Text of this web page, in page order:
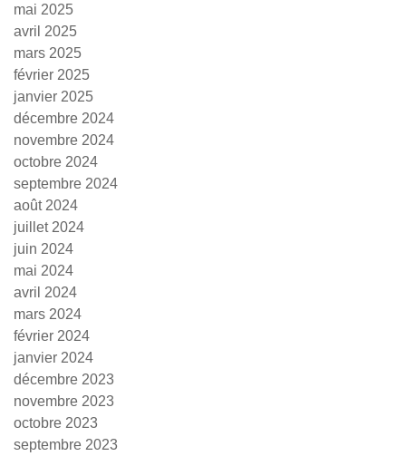
mai 2025
avril 2025
mars 2025
février 2025
janvier 2025
décembre 2024
novembre 2024
octobre 2024
septembre 2024
août 2024
juillet 2024
juin 2024
mai 2024
avril 2024
mars 2024
février 2024
janvier 2024
décembre 2023
novembre 2023
octobre 2023
septembre 2023